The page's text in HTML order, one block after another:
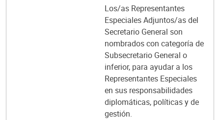
Los/as Representantes
Especiales Adjuntos/as del
Secretario General son
nombrados con categoría de
Subsecretario General o
inferior, para ayudar a los
Representantes Especiales
en sus responsabilidades
diplomáticas, políticas y de
gestión.